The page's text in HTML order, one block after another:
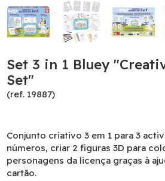
Set 3 in 1 Bluey
Set"
(ref. 19887)
Conjunto criativo 3 em 1 para 3
números, criar 2 figuras 3D para
personagens da licença graças à
cartão.